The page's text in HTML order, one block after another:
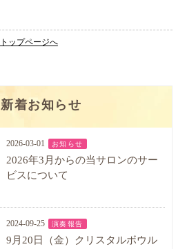
トップページへ
新着お知らせ
2026-03-01 お知らせ
2026年3月からの当サロンのサー
ビスについて
2024-09-25 演奏報告
9月20日（金）クリスタルボウル